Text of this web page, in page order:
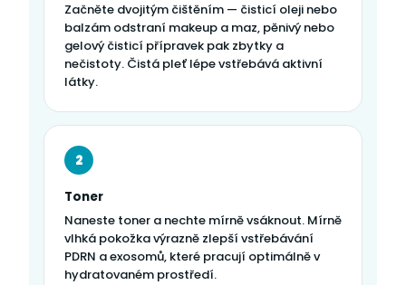
Začněte dvojitým čištěním — čisticí oleji nebo
balzám odstraní makeup a maz, pěnivý nebo
gelový čisticí přípravek pak zbytky a
nečistoty. Čistá pleť lépe vstřebává aktivní
látky.
2
Toner
Naneste toner a nechte mírně vsáknout. Mírně
vlhká pokožka výrazně zlepší vstřebávání
PDRN a exosomů, které pracují optimálně v
hydratovaném prostředí.